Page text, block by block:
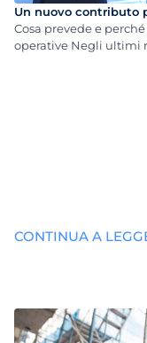
Un nuovo contributo
Cosa prevede e
operative Negli ultimi
CONTINUA A